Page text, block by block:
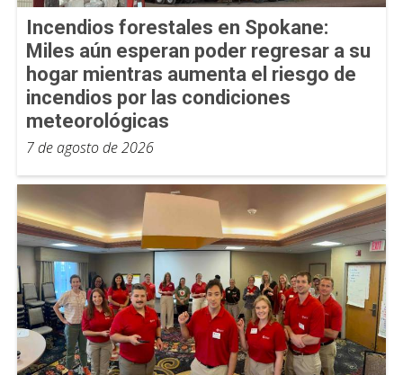
Incendios forestales en Spokane:
Miles aún esperan poder regresar a su
hogar mientras aumenta el riesgo de
incendios por las condiciones
meteorológicas
7 de agosto de 2026